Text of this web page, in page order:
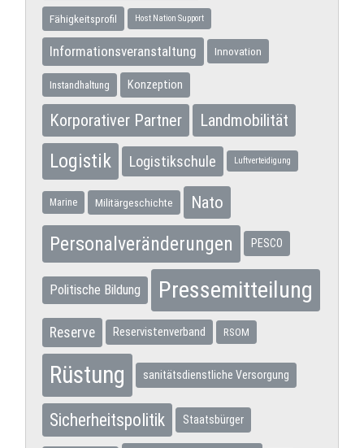
Fähigkeitsprofil Host Nation Support
Informationsveranstaltung Innovation
Instandhaltung Konzeption
Korporativer Partner Landmobilität
Logistik Logistikschule Luftverteidigung
Marine Militärgeschichte Nato
Personalveränderungen PESCO
Politische Bildung Pressemitteilung
Reserve Reservistenverband RSOM
Rüstung sanitätsdienstliche Versorgung
Sicherheitspolitik Staatsbürger